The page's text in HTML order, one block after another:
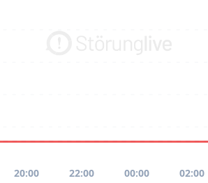
20:00 22:00 00:00 02:00